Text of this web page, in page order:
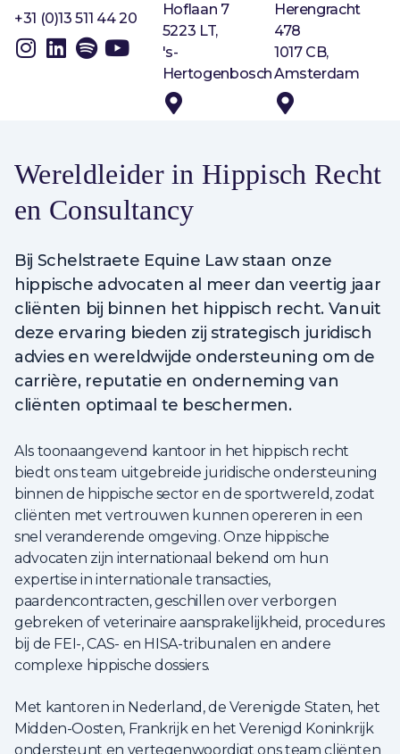
+31 (0)13 511 44 20
Hoflaan 7
5223 LT,
's-
Hertogenbosch
Herengracht
478
1017 CB,
Amsterdam
Wereldleider in Hippisch Recht
en Consultancy
Bij Schelstraete Equine Law staan onze
hippische advocaten al meer dan veertig jaar
cliënten bij binnen het hippisch recht. Vanuit
deze ervaring bieden zij strategisch juridisch
advies en wereldwijde ondersteuning om de
carrière, reputatie en onderneming van
cliënten optimaal te beschermen.
Als toonaangevend kantoor in het hippisch recht
biedt ons team uitgebreide juridische ondersteuning
binnen de hippische sector en de sportwereld, zodat
cliënten met vertrouwen kunnen opereren in een
snel veranderende omgeving. Onze hippische
advocaten zijn internationaal bekend om hun
expertise in internationale transacties,
paardencontracten, geschillen over verborgen
gebreken of veterinaire aansprakelijkheid, procedures
bij de FEI-, CAS- en HISA-tribunalen en andere
complexe hippische dossiers.
Met kantoren in Nederland, de Verenigde Staten, het
Midden-Oosten, Frankrijk en het Verenigd Koninkrijk
ondersteunt en vertegenwoordigt ons team cliënten